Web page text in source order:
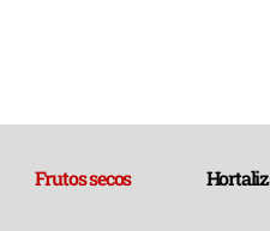
Frutos secos